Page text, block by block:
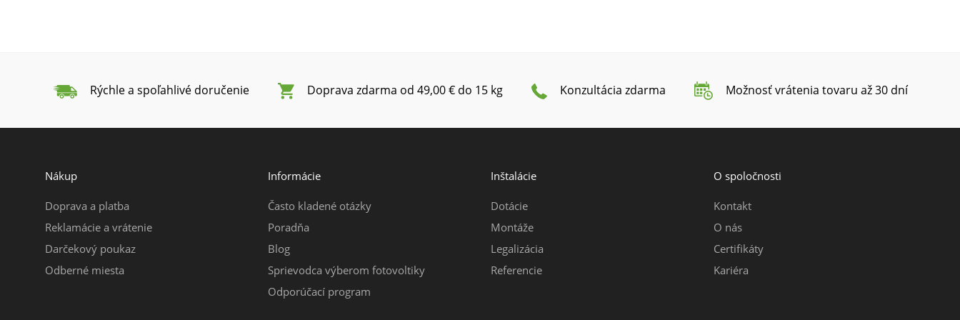
Rýchle a spoľahlivé doručenie Doprava zdarma od 49,00 € do 15 kg Konzultácia zdarma Možnosť vrátenia tovaru až 30 dní
Nákup
Doprava a platba
Reklamácie a vrátenie
Darčekový poukaz
Odberné miesta
Informácie
Často kladené otázky
Poradňa
Blog
Sprievodca výberom fotovoltiky
Odporúčací program
Inštalácie
Dotácie
Montáže
Legalizácia
Referencie
O spoločnosti
Kontakt
O nás
Certifikáty
Kariéra